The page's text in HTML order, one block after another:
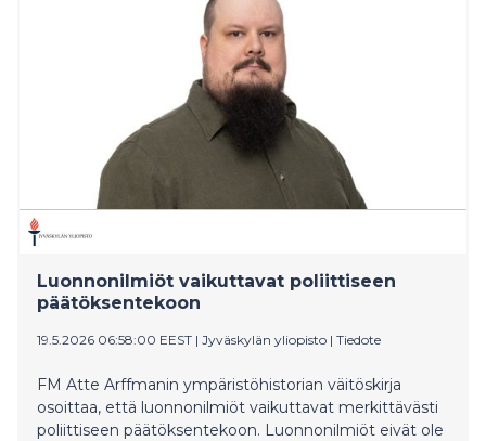
Luonnonilmiöt vaikuttavat poliittiseen
päätöksentekoon
19.5.2026 06:58:00 EEST | Jyväskylän yliopisto | Tiedote
FM Atte Arffmanin ympäristöhistorian väitöskirja
osoittaa, että luonnonilmiöt vaikuttavat merkittävästi
poliittiseen päätöksentekoon. Luonnonilmiöt eivät ole